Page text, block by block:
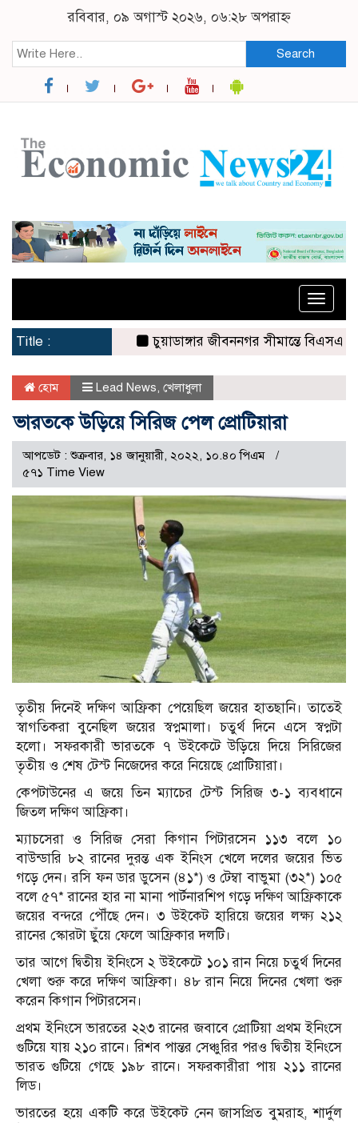
রবিবার, ০৯ অগাস্ট ২০২৬, ০৬:২৮ অপরাহ্ন
Search
Toggle
Title :
চুয়াডাঙ্গার জীবননগর সীমান্তে বিএসএফের ৩
হোম Lead News খেলাধুলা
ভারতকে উড়িয়ে সিরিজ পেল প্রোটিয়ারা
আপডেট : শুক্রবার, ১৪ জানুয়ারী, ২০২২, ১০.৪০ পিএম
৫৭১ Time View
তৃতীয় দিনেই দক্ষিণ আফ্রিকা পেয়েছিল জয়ের হাতছানি। তাতেই
স্বাগতিকরা বুনেছিল জয়ের স্বপ্নমালা। চতুর্থ দিনে এসে স্বপ্নটা
হলো। সফরকারী ভারতকে ৭ উইকেটে উড়িয়ে দিয়ে সিরিজের
তৃতীয় ও শেষ টেস্ট নিজেদের করে নিয়েছে প্রোটিয়ারা।
কেপটাউনের এ জয়ে তিন ম্যাচের টেস্ট সিরিজ ৩-১ ব্যবধানে
জিতল দক্ষিণ আফ্রিকা।
ম্যাচসেরা ও সিরিজ সেরা কিগান পিটারসেন ১১৩ বলে ১০
বাউন্ডারি ৮২ রানের দুরন্ত এক ইনিংস খেলে দলের জয়ের ভিত
গড়ে দেন। রসি ফন ডার ডুসেন (৪১*) ও টেম্বা বাভুমা (৩২*) ১০৫
বলে ৫৭* রানের হার না মানা পার্টনারশিপ গড়ে দক্ষিণ আফ্রিকাকে
জয়ের বন্দরে পৌঁছে দেন। ৩ উইকেট হারিয়ে জয়ের লক্ষ্য ২১২
রানের স্কোরটা ছুঁয়ে ফেলে আফ্রিকার দলটি।
তার আগে দ্বিতীয় ইনিংসে ২ উইকেটে ১০১ রান নিয়ে চতুর্থ দিনের
খেলা শুরু করে দক্ষিণ আফ্রিকা। ৪৮ রান নিয়ে দিনের খেলা শুরু
করেন কিগান পিটারসেন।
প্রথম ইনিংসে ভারতের ২২৩ রানের জবাবে প্রোটিয়া প্রথম ইনিংসে
গুটিয়ে যায় ২১০ রানে। রিশব পান্তর সেঞ্চুরির পরও দ্বিতীয় ইনিংসে
ভারত গুটিয়ে গেছে ১৯৮ রানে। সফরকারীরা পায় ২১১ রানের
লিড।
ভারতের হয়ে একটি করে উইকেট নেন জাসপ্রিত বুমরাহ, শার্দুল